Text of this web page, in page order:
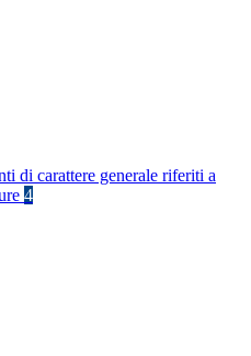
di carattere generale riferiti a
4